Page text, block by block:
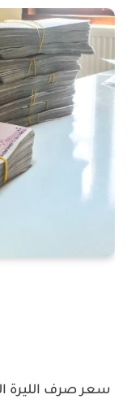
سعر صرف الليرة